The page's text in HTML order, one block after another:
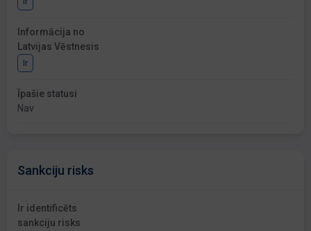
Informācija no
Latvijas Vēstnesis
Ir
Īpašie statusi
Nav
Sankciju risks
Ir identificēts
sankciju risks